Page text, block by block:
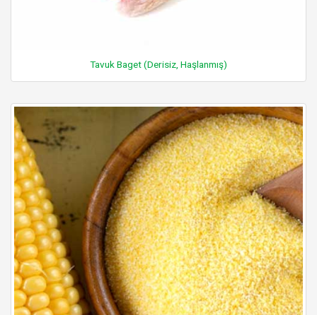
Tavuk Baget (Derisiz, Haşlanmış)